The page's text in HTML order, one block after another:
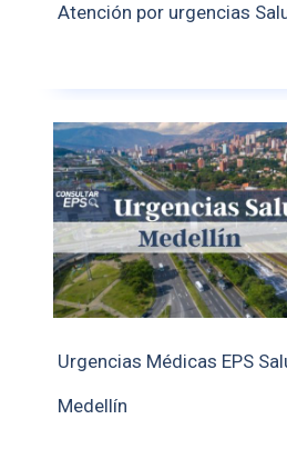
Atención por urgencias
Urgencias Médicas EPS
Medellín